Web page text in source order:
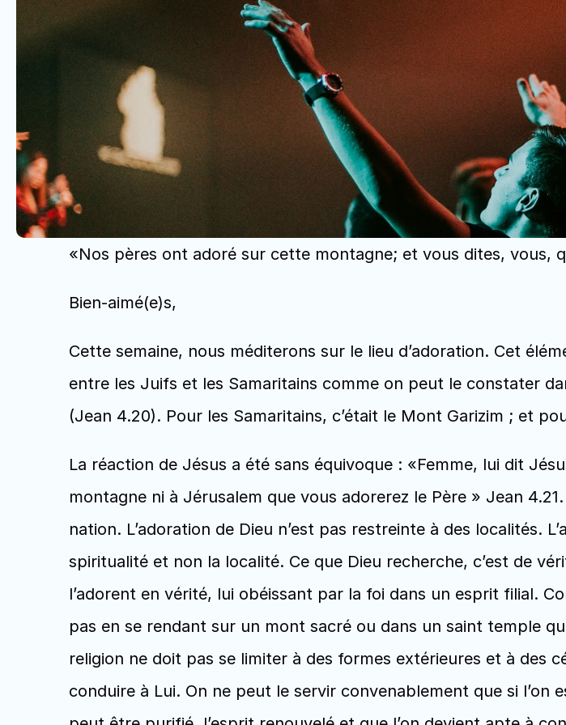
«Nos pères ont adoré sur cette montagne; et vous dites, vous,
Bien-aimé(e)s,
Cette semaine, nous méditerons sur le lieu d’adoration. Cet
entre les Juifs et les Samaritains comme on peut le constater
(Jean 4.20). Pour les Samaritains, c’était le Mont Garizim ; et
La réaction de Jésus a été sans équivoque : «Femme, lui dit
montagne ni à Jérusalem que vous adorerez le Père » Jean
nation. L’adoration de Dieu n’est pas restreinte à des localités.
spiritualité et non la localité. Ce que Dieu recherche, c’est de
l’adorent en vérité, lui obéissant par la foi dans un esprit filial.
pas en se rendant sur un mont sacré ou dans un saint temple
religion ne doit pas se limiter à des formes extérieures et à des
conduire à Lui. On ne peut le servir convenablement que si l’on